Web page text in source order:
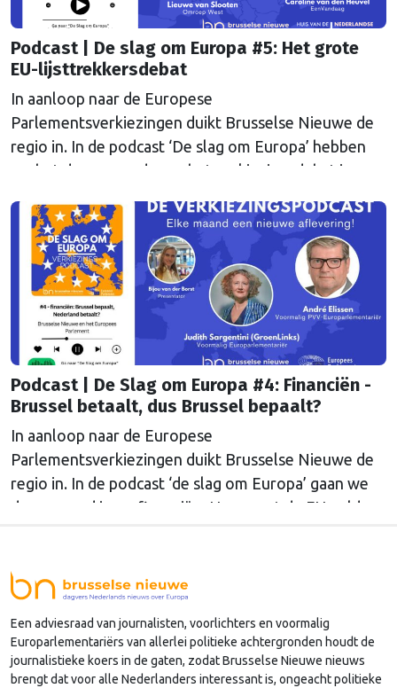
Podcast | De slag om Europa #5: Het grote
EU-lijsttrekkersdebat
In aanloop naar de Europese
Parlementsverkiezingen duikt Brusselse Nieuwe de
regio in. In de podcast ‘De slag om Europa’ hebben
we het deze maand over het verkiezingsdebat in
Podcast | De Slag om Europa #4: Financiën -
Brussel betaalt, dus Brussel bepaalt?
In aanloop naar de Europese
Parlementsverkiezingen duikt Brusselse Nieuwe de
regio in. In de podcast ‘de slag om Europa’ gaan we
deze maand in op financiën. Hoe moet de EU geld
Een adviesraad van journalisten, voorlichters en voormalig
Europarlementariërs van allerlei politieke achtergronden houdt de
journalistieke koers in de gaten, zodat Brusselse Nieuwe nieuws
brengt dat voor alle Nederlanders interessant is, ongeacht politieke